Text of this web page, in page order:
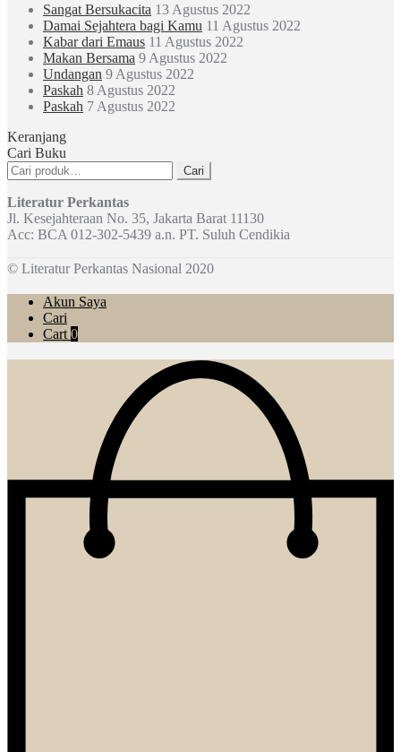
Sangat Bersukacita 13 Agustus 2022
Damai Sejahtera bagi Kamu 11 Agustus 2022
Kabar dari Emaus 11 Agustus 2022
Makan Bersama 9 Agustus 2022
Undangan 9 Agustus 2022
Paskah 8 Agustus 2022
Paskah 7 Agustus 2022
Keranjang
Cari Buku
Pencarian
untuk:
Cari
Literatur Perkantas
Jl. Kesejahteraan No. 35, Jakarta Barat 11130
Acc: BCA 012-302-5439 a.n. PT. Suluh Cendikia
© Literatur Perkantas Nasional 2020
Akun Saya
Cari
Cart 0